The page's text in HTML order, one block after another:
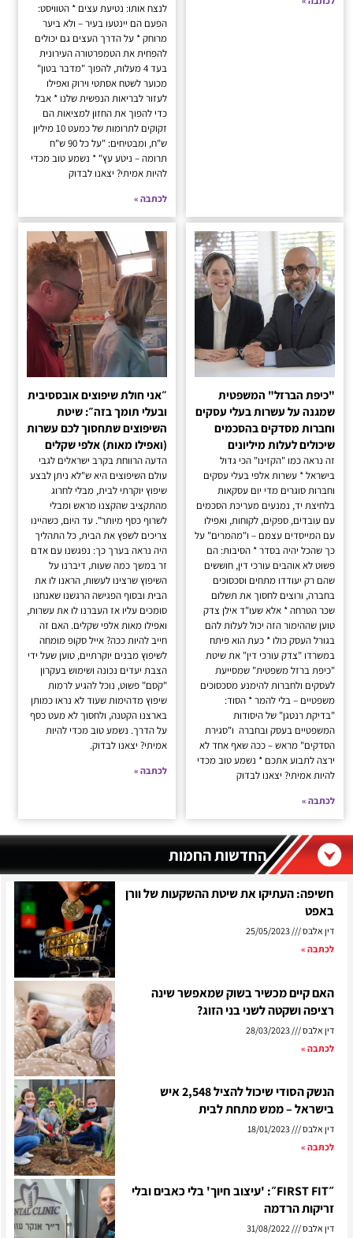
החדשות החמות
חשיפה: העתיקו את שיטת ההשקעות של וורן
באפט
דין אלבס
25/05/2023
לכתבה »
האם קיים מכשיר בשוק שמאפשר שינה
רציפה ושקטה לשני בני הזוג?
דין אלבס
לכתבה »
הנשק הסודי שיכול להציל 2,548 איש
בישראל – ממש מתחת לבית
דין אלבס
18/01/2023
לכתבה »
״FIRST FIT״: 'עיצוב חיוך' בלי כאבים ובלי
זריקות הרדמה
דין אלבס
לנצח אותו: נטיעת עצים * הטוויסט:
הפעם הם יינטעו בעיר – ולא ביער
מרוחק * על הדרך העצים גם יכולים
להפחית את הטמפרטורה העירונית
בעד 4 מעלות, להפוך "מדבר בטון"
מכוער לשטח אסתטי וירוק ואפילו
לעזור לבריאות הנפשית שלנו * אבל
כדי להפוך את החזון למציאות הם
זקוקים לתרומות של כמעט 10 מיליון
ש"ח, ומבטיחים: "על כל 90 ש"ח
תרומה – ניטע עץ" * נשמע טוב מכדי
להיות אמיתי? יצאנו לבדוק
לכתבה »
"כיפת הברזל" המשפטית
שמגנה על עשרות בעלי עסקים
וחברות מסדקים בהסכמים
שיכולים לעלות מיליונים
זה נראה כמו "הקזינו" הכי גדול
בישראל * עשרות אלפי בעלי עסקים
וחברות סוגרים מדי יום עסקאות
בלחיצת יד, נמנעים מעריכת הסכמים
עם עובדים, ספקים, לקוחות, ואפילו
עם המייסדים עצמם – ו"מהמרים" על
כך שהכל יהיה בסדר * הסיבות: הם
פשוט לא אוהבים עורכי דין, חוששים
שהם רק יעודדו מתחים וסכסוכים
בחברה, ורוצים לחסוך את תשלום
שכר הטרחה * אלא שעו"ד אילן צדק
טוען שההימור הזה יכול לעלות להם
בגורל העסק כולו * כעת הוא פיתח
במשרדו "צדק עורכי דין" את שיטת
"כיפת ברזל משפטית" שמסייעת
לעסקים ולחברות להימנע מסכסוכים
משפטיים – בלי להמר * הסוד:
"בדיקת רנטגן" של היסודות
המשפטיים בעסק ובחברה ו"סגירת
הסדקים" מראש – ככה שאף אחד לא
ירצה לתבוע אתכם * נשמע טוב מכדי
להיות אמיתי? יצאנו לבדוק
לכתבה »
״אני חולת שיפוצים אובססיבית
ובעלי תומך בזה״: שיטת
השיפוצים שתחסוך לכם עשרות
(ואפילו מאות) אלפי שקלים
הדעה הרווחת בקרב ישראלים לגבי
עולם השיפוצים היא ש"לא ניתן לבצע
שיפוץ יוקרתי לבית, מבלי לחרוג
מהתקציב שהקצנו מראש ומבלי
לשרוף כסף מיותר". עד היום, כשהיינו
צריכים לשפץ את הבית, כל התהליך
היה נראה בערך כך: נפגשנו עם אדם
זר במשך כמה שעות, דיברנו על
השיפוץ שרצינו לעשות, הראנו לו את
הבית ובסוף הפגישה הרגשנו שאנחנו
סומכים עליו אז העברנו לו את עשרות,
ואפילו מאות אלפי שקלים. האם זה
חייב להיות ככה? אייל סקופ מומחה
לשיפוץ מבנים יוקרתיים, טוען שעל ידי
הצבת יעדים נכונה ושימוש בעקרון
"קסם" פשוט, נוכל להגיע לרמות
שיפוץ מדהימות שעוד לא נראו כמותן
בארצנו הקטנה, ולחסוך לא מעט כסף
על הדרך. נשמע טוב מכדי להיות
אמיתי? יצאנו לבדוק.
לכתבה »